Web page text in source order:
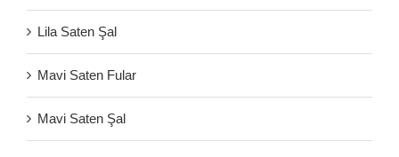
Lila Saten Şal
Mavi Saten Fular
Mavi Saten Şal